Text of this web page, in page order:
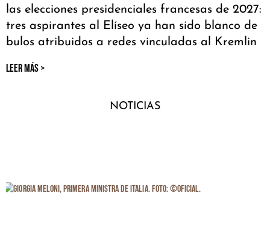
las elecciones presidenciales francesas de 2027:
tres aspirantes al Elíseo ya han sido blanco de
bulos atribuidos a redes vinculadas al Kremlin
LEER MÁS >
NOTICIAS